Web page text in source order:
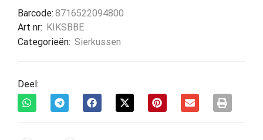
Barcode: 8716522094800
Art nr: KIKSBBE
Categorieën: Sierkussen
Deel: